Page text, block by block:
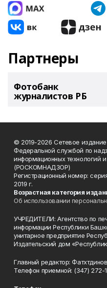
Партнеры
Фотобанк
журналистов РБ
© 2019-2026 Сетевое
Федеральной службой по
информационных технологий
(РОСКОМНАДЗОР)
Регистрационный номер:
2019 г.
Возрастная категория
Об использовании
УЧРЕДИТЕЛИ: Агентство по
информации Республики
унитарное предприятие
Издательский дом
Главный редактор:
Телефон приемной: (347) 272-